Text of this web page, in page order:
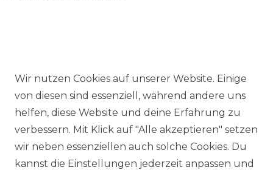
Wir nutzen Cookies auf unserer Website. Einige
von diesen sind essenziell, während andere uns
helfen, diese Website und deine Erfahrung zu
verbessern. Mit Klick auf "Alle akzeptieren" setzen
wir neben essenziellen auch solche Cookies. Du
kannst die Einstellungen jederzeit anpassen und
Impressum Daten­schutz­erklärung AGB
Barrierefreiheitserklärung Widerrufs­recht